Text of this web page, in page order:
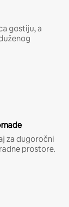
gostiju, a
za dugoročni
prostore.